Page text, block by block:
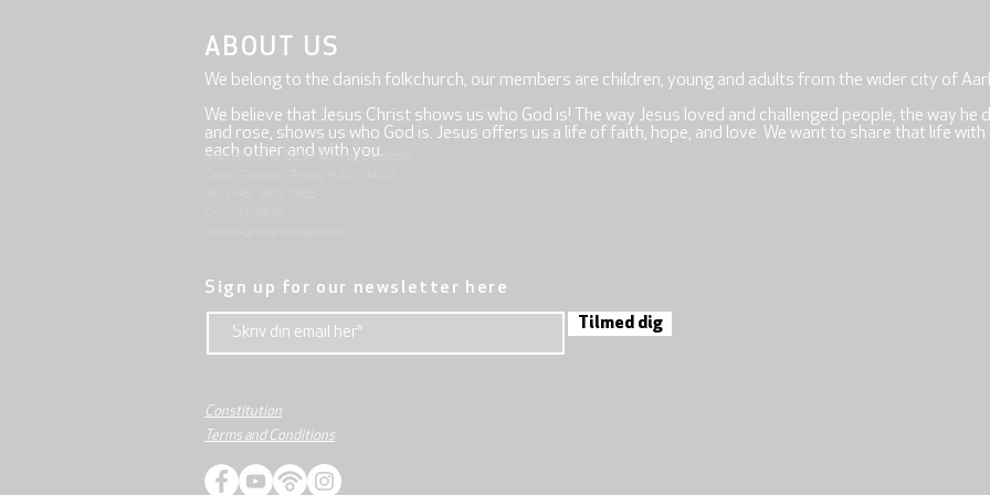
ABOUT US
We belong to the danish folkchurch, our members are children, young and adults from the wider city of
We believe that Jesus Christ shows us who God is! The way Jesus loved and challenged people, the way he
and rose, shows us who God is. Jesus offers us a life of faith, hope, and love. We want to share that life with
each other and with you.
Mjølnersvej 6, 8230 Åbyhøj, Denmark
Sign up for our newsletter here
Tilmed dig
Constitution
Terms and Conditions